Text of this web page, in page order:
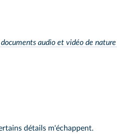
audio et vidéo de
détails m'échappent.